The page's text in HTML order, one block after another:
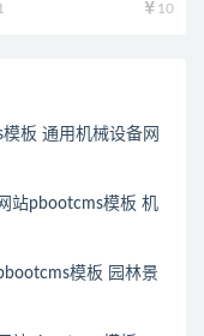
10
板 通用机械设备网
站pbootcms模板 机
模板 园林景